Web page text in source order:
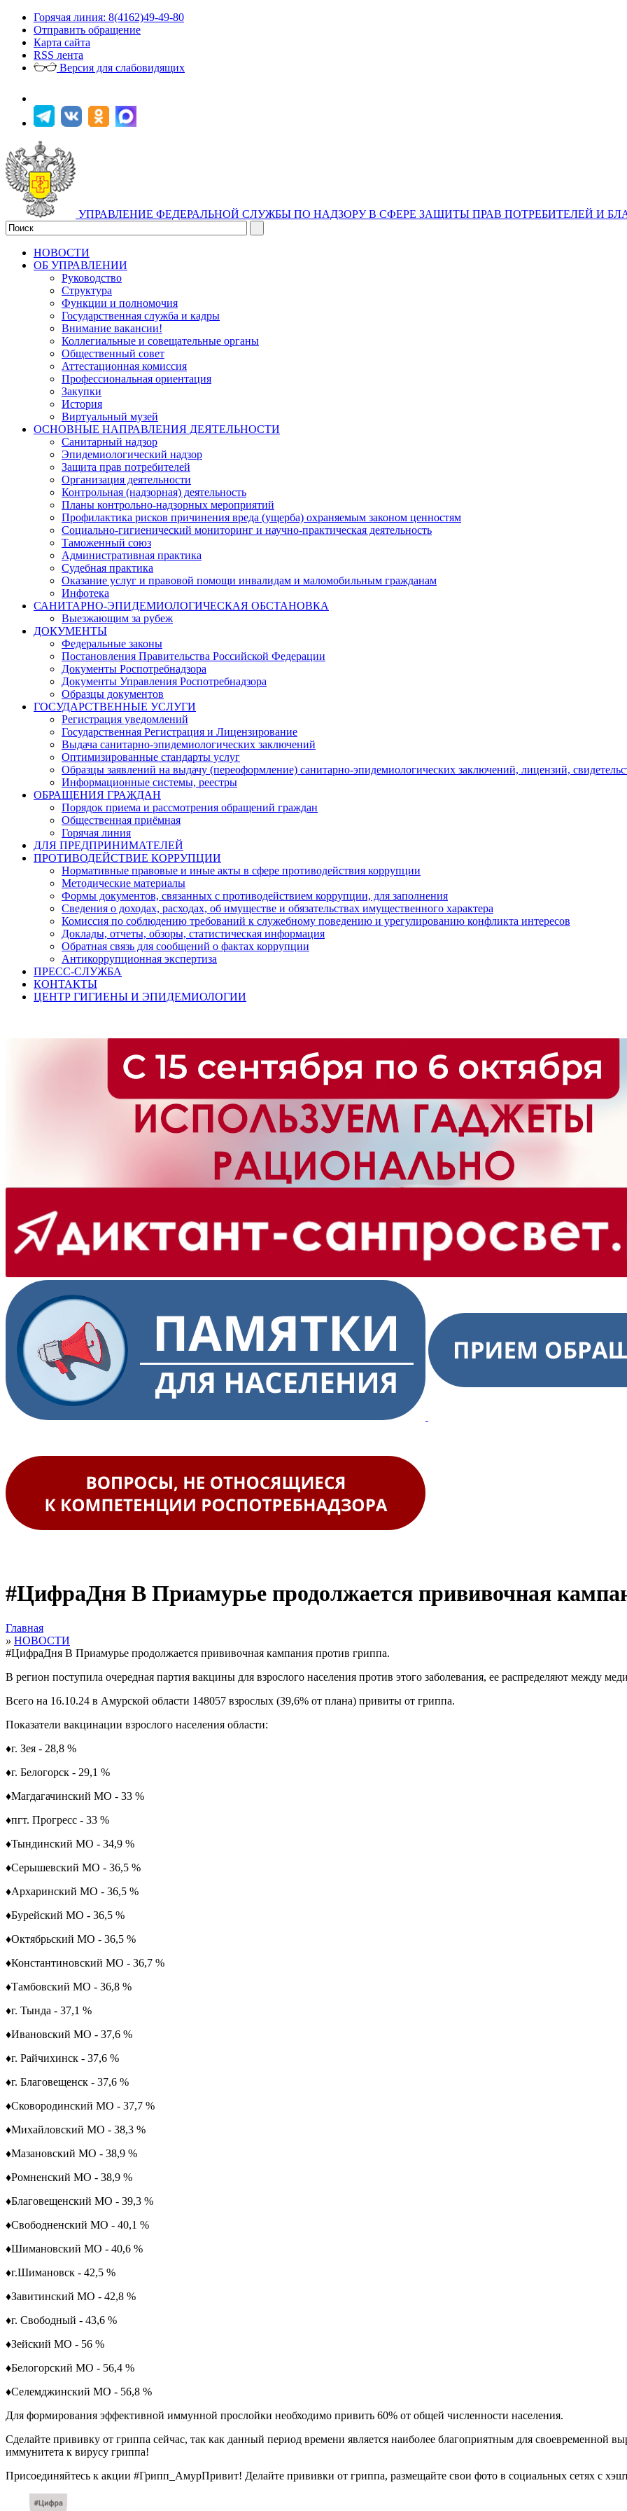
Горячая линия: 8(4162)49-49-80
Отправить обращение
Карта сайта
RSS лента
Версия для слабовидящих
УПРАВЛЕНИЕ ФЕДЕРАЛЬНОЙ СЛУЖБЫ ПО НАДЗОРУ В СФЕРЕ ЗАЩИТЫ ПРАВ ПОТРЕБИТЕЛЕЙ И
НОВОСТИ
ОБ УПРАВЛЕНИИ
Руководство
Структура
Функции и полномочия
Государственная служба и кадры
Внимание вакансии!
Коллегиальные и совещательные органы
Общественный совет
Аттестационная комиссия
Профессиональная ориентация
Закупки
История
Виртуальный музей
ОСНОВНЫЕ НАПРАВЛЕНИЯ ДЕЯТЕЛЬНОСТИ
Санитарный надзор
Эпидемиологический надзор
Защита прав потребителей
Организация деятельности
Контрольная (надзорная) деятельность
Планы контрольно-надзорных мероприятий
Профилактика рисков причинения вреда (ущерба) охраняемым законом ценностям
Социально-гигиенический мониторинг и научно-практическая деятельность
Таможенный союз
Административная практика
Судебная практика
Оказание услуг и правовой помощи инвалидам и маломобильным гражданам
Инфотека
САНИТАРНО-ЭПИДЕМИОЛОГИЧЕСКАЯ ОБСТАНОВКА
Выезжающим за рубеж
ДОКУМЕНТЫ
Федеральные законы
Постановления Правительства Российской Федерации
Документы Роспотребнадзора
Документы Управления Роспотребнадзора
Образцы документов
ГОСУДАРСТВЕННЫЕ УСЛУГИ
Регистрация уведомлений
Государственная Регистрация и Лицензирование
Выдача санитарно-эпидемиологических заключений
Оптимизированные стандарты услуг
Образцы заявлений на выдачу (переоформление) санитарно-эпидемиологических заключений, лицензий,
Информационные системы, реестры
ОБРАЩЕНИЯ ГРАЖДАН
Порядок приема и рассмотрения обращений граждан
Общественная приёмная
Горячая линия
ДЛЯ ПРЕДПРИНИМАТЕЛЕЙ
ПРОТИВОДЕЙСТВИЕ КОРРУПЦИИ
Нормативные правовые и иные акты в сфере противодействия коррупции
Методические материалы
Формы документов, связанных с противодействием коррупции, для заполнения
Сведения о доходах, расходах, об имуществе и обязательствах имущественного характера
Комиссия по соблюдению требований к служебному поведению и урегулированию конфликта интересов
Доклады, отчеты, обзоры, статистическая информация
Обратная связь для сообщений о фактах коррупции
Антикоррупционная экспертиза
ПРЕСС-СЛУЖБА
КОНТАКТЫ
ЦЕНТР ГИГИЕНЫ И ЭПИДЕМИОЛОГИИ
#ЦифраДня В Приамурье продолжается прививочная
Главная
» НОВОСТИ
#ЦифраДня В Приамурье продолжается прививочная кампания против гриппа.
В регион поступила очередная партия вакцины для взрослого населения против этого заболевания, ее распределяют между
Всего на 16.10.24 в Амурской области 148057 взрослых (39,6% от плана) привиты от гриппа.
Показатели вакцинации взрослого населения области:
♦г. Зея - 28,8 %
♦г. Белогорск - 29,1 %
♦Магдагачинский МО - 33 %
♦пгт. Прогресс - 33 %
♦Тындинский МО - 34,9 %
♦Серышевский МО - 36,5 %
♦Архаринский МО - 36,5 %
♦Бурейский МО - 36,5 %
♦Октябрьский МО - 36,5 %
♦Константиновский МО - 36,7 %
♦Тамбовский МО - 36,8 %
♦г. Тында - 37,1 %
♦Ивановский МО - 37,6 %
♦г. Райчихинск - 37,6 %
♦г. Благовещенск - 37,6 %
♦Сковородинский МО - 37,7 %
♦Михайловский МО - 38,3 %
♦Мазановский МО - 38,9 %
♦Ромненский МО - 38,9 %
♦Благовещенский МО - 39,3 %
♦Свободненский МО - 40,1 %
♦Шимановский МО - 40,6 %
♦г.Шимановск - 42,5 %
♦Завитинский МО - 42,8 %
♦г. Свободный - 43,6 %
♦Зейский МО - 56 %
♦Белогорский МО - 56,4 %
♦Селемджинский МО - 56,8 %
Для формирования эффективной иммунной прослойки необходимо привить 60% от общей численности населения.
Сделайте прививку от гриппа сейчас, так как данный период времени является наиболее благоприятным для своевременной
иммунитета к вирусу гриппа!
Присоединяйтесь к акции #Грипп_АмурПривит! Делайте прививки от гриппа, размещайте свои фото в социальных сетях с